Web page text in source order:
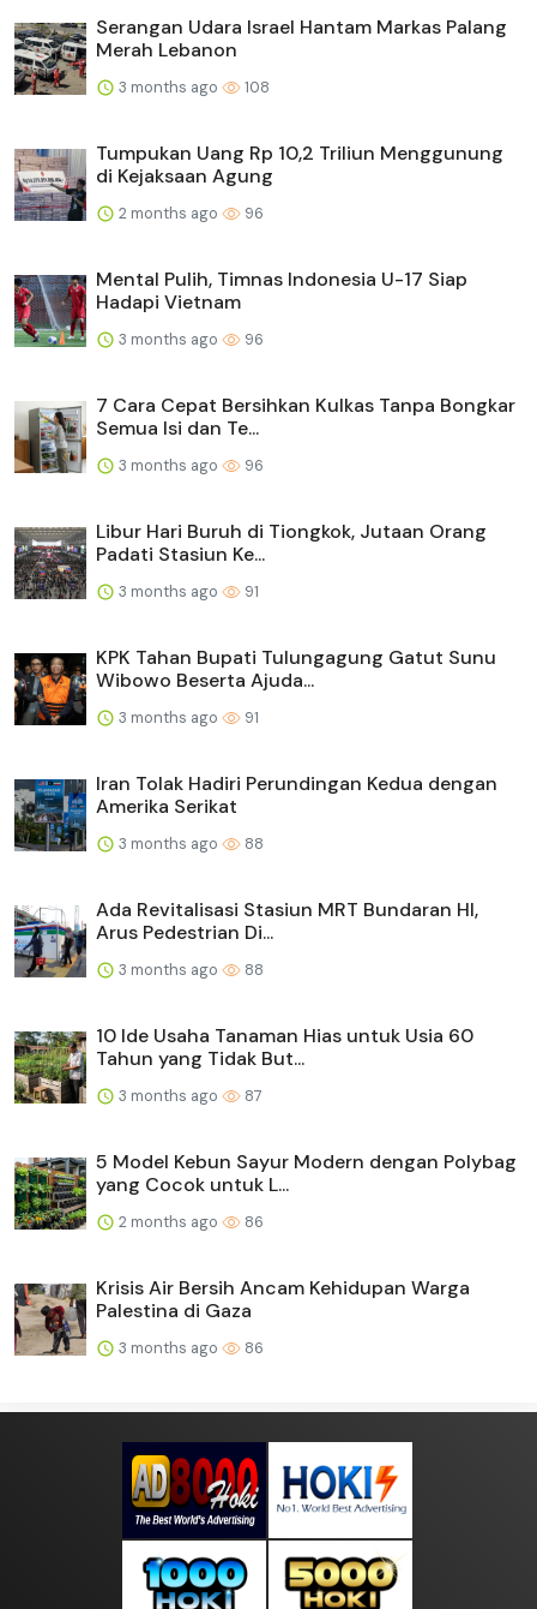
Serangan Udara Israel Hantam Markas Palang
Merah Lebanon
3 months ago 108
Tumpukan Uang Rp 10,2 Triliun Menggunung
di Kejaksaan Agung
2 months ago 96
Mental Pulih, Timnas Indonesia U-17 Siap
Hadapi Vietnam
3 months ago 96
7 Cara Cepat Bersihkan Kulkas Tanpa Bongkar
Semua Isi dan Te...
3 months ago 96
Libur Hari Buruh di Tiongkok, Jutaan Orang
Padati Stasiun Ke...
3 months ago 91
KPK Tahan Bupati Tulungagung Gatut Sunu
Wibowo Beserta Ajuda...
3 months ago 91
Iran Tolak Hadiri Perundingan Kedua dengan
Amerika Serikat
3 months ago 88
Ada Revitalisasi Stasiun MRT Bundaran HI,
Arus Pedestrian Di...
3 months ago 88
10 Ide Usaha Tanaman Hias untuk Usia 60
Tahun yang Tidak But...
3 months ago 87
5 Model Kebun Sayur Modern dengan Polybag
yang Cocok untuk L...
2 months ago 86
Krisis Air Bersih Ancam Kehidupan Warga
Palestina di Gaza
3 months ago 86